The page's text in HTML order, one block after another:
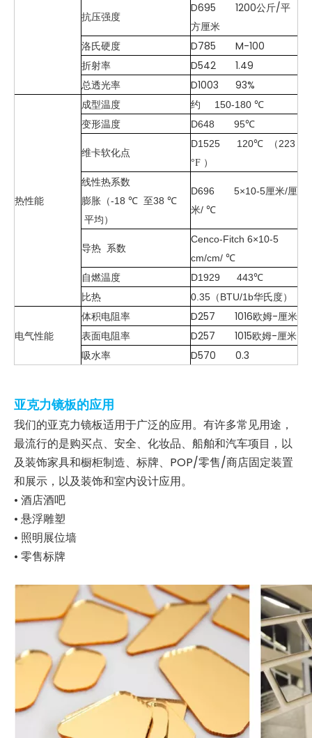
抗压强度
D695 1200公斤/平
方厘米
洛氏硬度
D785 M-100
折射率
D542 1.49
总透光率
D1003 93%
热性能
成型温度 约 150-180 ℃
变形温度 D648 95℃
维卡软化点
D1525 120℃ （223
°F ）
线性热系数
膨胀（-18 ℃ 至38 ℃
平均）
D696 5×10-5厘米/厘
米/ ℃
导热 系数
Cenco-Fitch 6×10-5
cm/cm/ ℃
自燃温度 D1929 443℃
比热 0.35（BTU/1b华氏度）
电气性能
体积电阻率
D257 1016欧姆-厘米
表面电阻率
D257 1015欧姆-厘米
吸水率
D570 0.3
亚克力镜板的应用
我们的亚克力镜板适用于广泛的应用。有许多常见用途，
最流行的是购买点、安全、化妆品、船舶和汽车项目，以
及装饰家具和橱柜制造、标牌、POP/零售/商店固定装置
和展示，以及装饰和室内设计应用。
• 酒店酒吧
• 悬浮雕塑
• 照明展位墙
• 零售标牌